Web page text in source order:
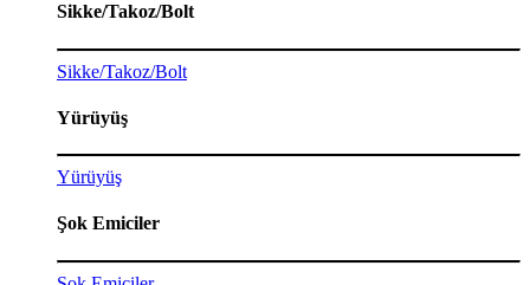
Sikke/Takoz/Bolt
Sikke/Takoz/Bolt
Yürüyüş
Yürüyüş
Şok Emiciler